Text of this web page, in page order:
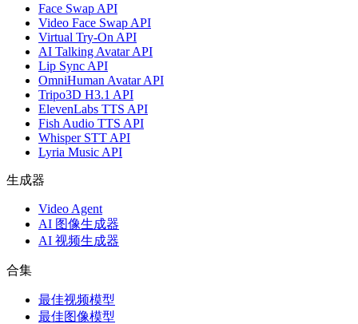
Face Swap API
Video Face Swap API
Virtual Try-On API
AI Talking Avatar API
Lip Sync API
OmniHuman Avatar API
Tripo3D H3.1 API
ElevenLabs TTS API
Fish Audio TTS API
Whisper STT API
Lyria Music API
生成器
Video Agent
AI 图像生成器
AI 视频生成器
合集
最佳视频模型
最佳图像模型